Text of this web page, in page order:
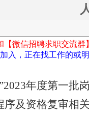
微信招聘求职交流群
入，正在找工作的
年度第一批
序及资格复审相